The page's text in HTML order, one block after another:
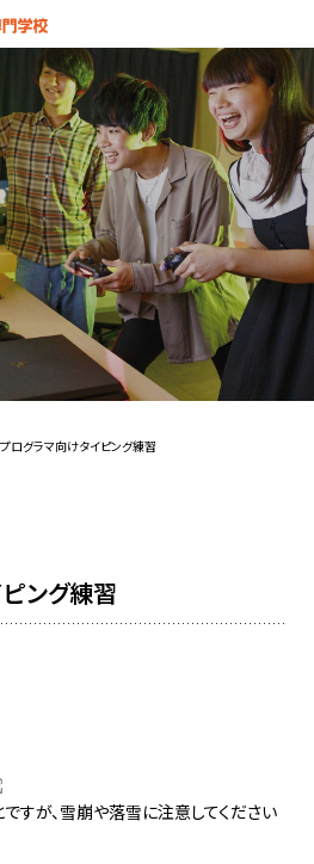
プログラマ向けタイピング練習
ング練習
すが、雪崩や落雪に注意してください